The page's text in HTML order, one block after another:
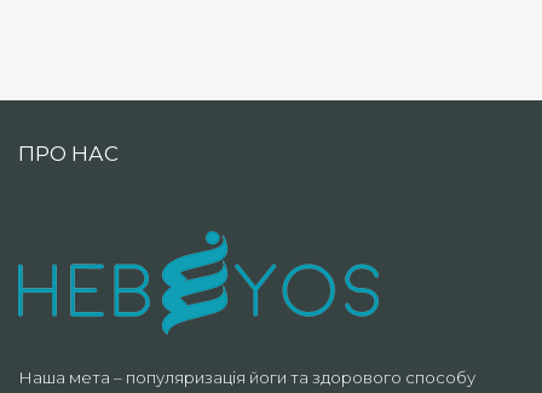
ПРО НАС
Наша мета – популяризація йоги та здорового способу